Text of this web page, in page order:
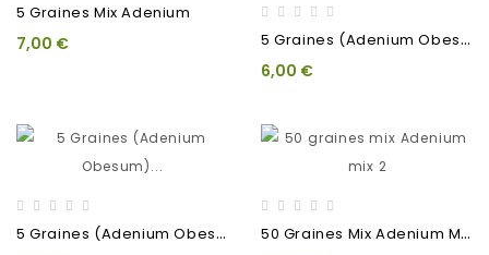
5 Graines Mix Adenium
7,00 € 5
Graines (Adenium Obesum)...
6,00 €
5
Graines (Adenium Obesum)... 5
0 Graines Mix Adenium Mix 2